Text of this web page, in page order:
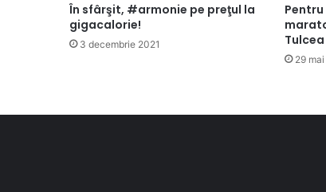
În sfârşit, #armonie pe preţul la
gigacalorie!
3 decembrie 2021
Tulcea
29